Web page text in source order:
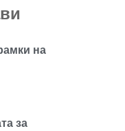
на
за